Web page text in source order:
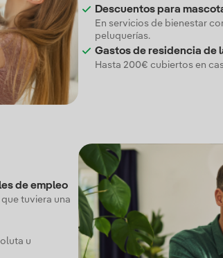
Descuentos para
En servicios de bienestar
peluquerías.
Gastos de residencia de
Hasta 200€ cubiertos en
de empleo
tuviera una
u